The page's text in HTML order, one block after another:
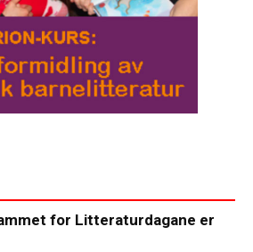
for Litteraturdagane er